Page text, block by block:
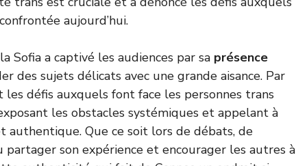
aujourd’hui.
Sofia a captivé les audiences par sa présence
des sujets délicats avec une grande aisance. Par
défis auxquels font face les personnes trans
les obstacles systémiques et appelant à
Que ce soit lors de débats, de
partager son expérience et encourager les autres à